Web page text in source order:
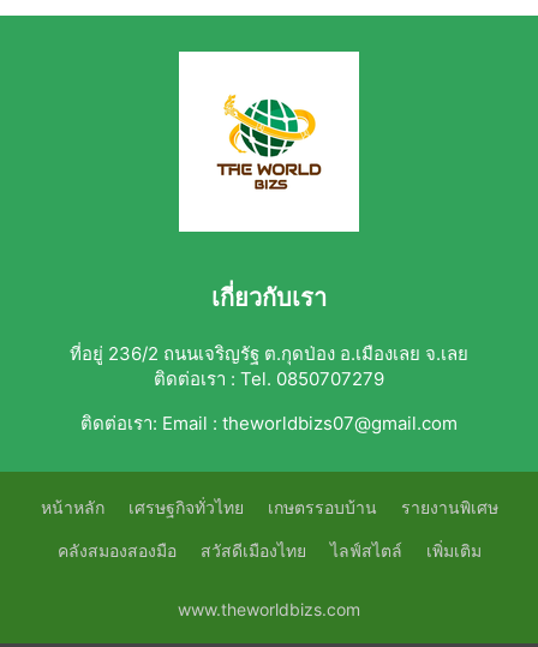
เกี่ยวกับเรา
ที่อยู่ 236/2 ถนนเจริญรัฐ ต.กุดป่อง อ.เมืองเลย จ.เลย
ติดต่อเรา : Tel. 0850707279
ติดต่อเรา: Email : theworldbizs07@gmail.com
หน้าหลัก เศรษฐกิจทั่วไทย เกษตรรอบบ้าน รายงานพิเศษ
คลังสมองสองมือ สวัสดีเมืองไทย ไลฟ์สไตล์ เพิ่มเติม
www.theworldbizs.com